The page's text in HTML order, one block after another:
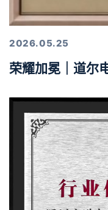
2026.05.25
荣耀加冕｜道尔